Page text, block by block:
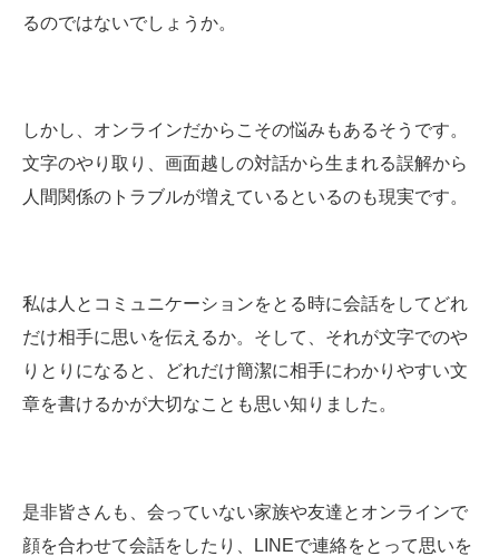
るのではないでしょうか。
しかし、オンラインだからこその悩みもあるそうです。
文字のやり取り、画面越しの対話から生まれる誤解から
人間関係のトラブルが増えているといるのも現実です。
私は人とコミュニケーションをとる時に会話をしてどれ
だけ相手に思いを伝えるか。そして、それが文字でのや
りとりになると、どれだけ簡潔に相手にわかりやすい文
章を書けるかが大切なことも思い知りました。
是非皆さんも、会っていない家族や友達とオンラインで
顔を合わせて会話をしたり、LINEで連絡をとって思いを